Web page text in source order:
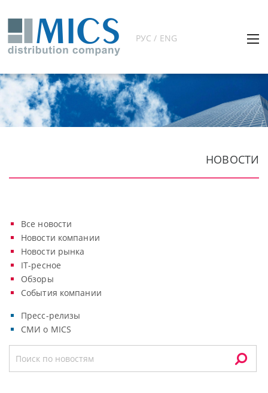
РУС / ENG
НОВОСТИ
Все новости
Новости компании
Новости рынка
IT-ресное
Обзоры
События компании
Пресс-релизы
СМИ о MICS